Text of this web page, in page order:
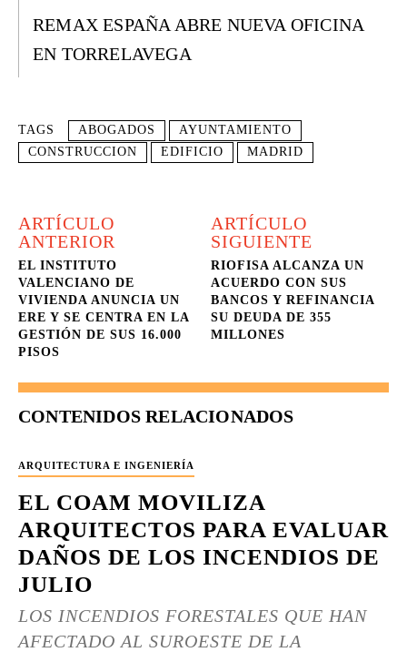
REMAX ESPAÑA ABRE NUEVA OFICINA
EN TORRELAVEGA
TAGS ABOGADOS
AYUNTAMIENTO
CONSTRUCCION
EDIFICIO MADRID
ARTÍCULO
ANTERIOR
EL INSTITUTO
VALENCIANO DE
VIVIENDA ANUNCIA UN
ERE Y SE CENTRA EN LA
GESTIÓN DE SUS 16.000
PISOS
ARTÍCULO
SIGUIENTE
RIOFISA ALCANZA UN
ACUERDO CON SUS
BANCOS Y REFINANCIA
SU DEUDA DE 355
MILLONES
CONTENIDOS RELACIONADOS
ARQUITECTURA E INGENIERÍA
EL COAM MOVILIZA
ARQUITECTOS PARA EVALUAR
DAÑOS DE LOS INCENDIOS DE
JULIO
LOS INCENDIOS FORESTALES QUE HAN
AFECTADO AL SUROESTE DE LA